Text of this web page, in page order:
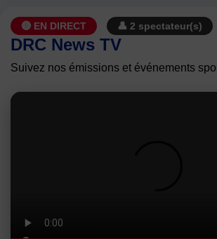
🔴 EN DIRECT 👤 2 spectateur(s)
DRC News TV
Suivez nos émissions et événements